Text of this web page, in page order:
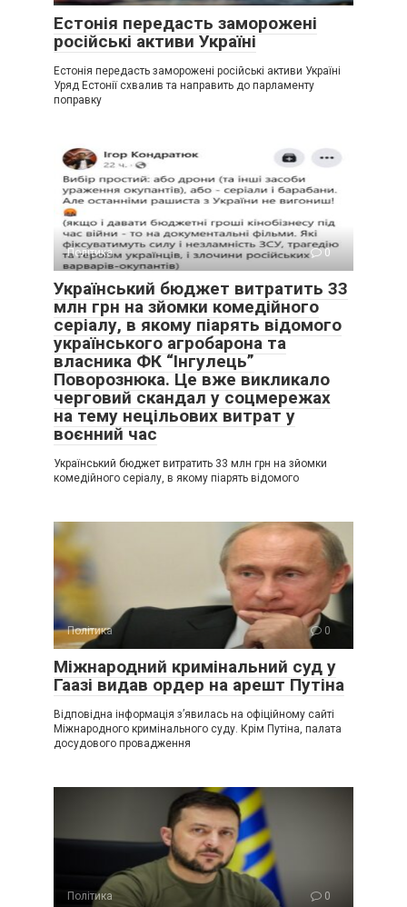
Естонія передасть заморожені
російські активи Україні
Естонія передасть заморожені російські активи Україні
Уряд Естонії схвалив та направить до парламенту
поправку
Політика 0
Український бюджет витратить 33
млн грн на зйомки комедійного
серіалу, в якому піарять відомого
українського агробарона та
власника ФК “Інгулець”
Поворознюка. Це вже викликало
черговий скандал у соцмережах
на тему нецільових витрат у
воєнний час
Український бюджет витратить 33 млн грн на зйомки
комедійного серіалу, в якому піарять відомого
Політика 0
Міжнародний кримінальний суд у
Гаазі видав ордер на арешт Путіна
Відповідна інформація з’явилась на офіційному сайті
Міжнародного кримінального суду. Крім Путіна, палата
досудового провадження
Політика 0